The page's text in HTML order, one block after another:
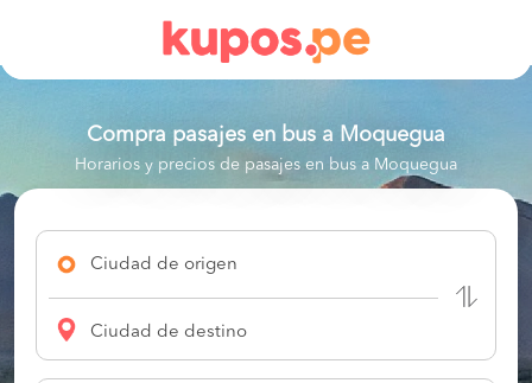
Compra pasajes en bus a Moquegua
Horarios y precios de pasajes en bus a Moquegua
Ciudad de origen
Ciudad de destino